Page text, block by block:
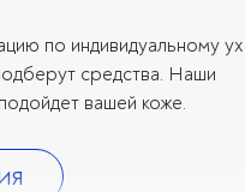
по индивидуальному
средства. Наши
вашей коже.